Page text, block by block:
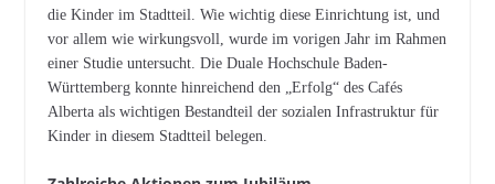
die Kinder im Stadtteil. Wie wichtig diese Einrichtung ist, und
vor allem wie wirkungsvoll, wurde im vorigen Jahr im Rahmen
einer Studie untersucht. Die Duale Hochschule Baden-
Württemberg konnte hinreichend den „Erfolg“ des Cafés
Alberta als wichtigen Bestandteil der sozialen Infrastruktur für
Kinder in diesem Stadtteil belegen.